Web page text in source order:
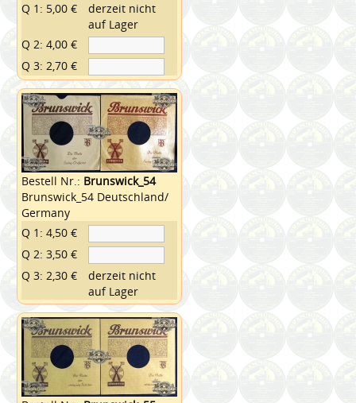
Q 1: 5,00 €
derzeit nicht
auf Lager
Q 2: 4,00 €
Q 3: 2,70 €
Bestell Nr.: Brunswick_54
Brunswick_54 Deutschland/
Germany
Q 1: 4,50 €
Q 2: 3,50 €
Q 3: 2,30 €
derzeit nicht
auf Lager